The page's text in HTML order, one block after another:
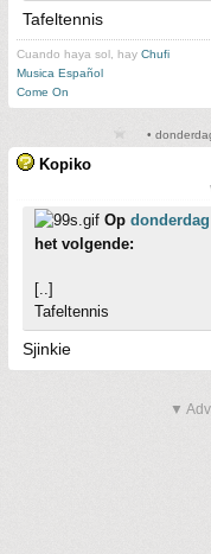
Tafeltennis
Cuando haya sol, hay Chufi
Musica Español
Come On
•
Kopiko
Op
het volgende:
[..]
Tafeltennis
Sjinkie
▼